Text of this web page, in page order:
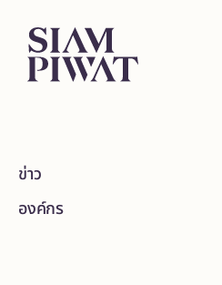
ข่าว
องค์กร